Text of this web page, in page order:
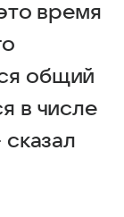
время
общий
в числе